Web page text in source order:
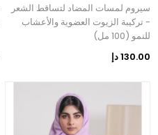
سيروم لمسات المضاد لتساقط الشعر
- تركيبة الزيوت العضوية والأعشاب
للنمو (100 مل)
130.00 دإ